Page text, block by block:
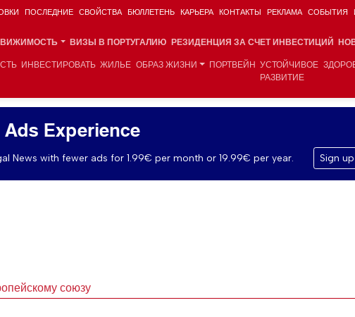
ПОСЛЕДНИЕ СВОЙСТВА БЮЛЛЕТЕНЬ КАРЬЕРА КОНТАКТЫ РЕКЛАМА СОБЫТИЯ
ВИЗЫ В ПОРТУГАЛИЮ РЕЗИДЕНЦИЯ ЗА СЧЕТ ИНВЕСТИЦИЙ
ИНВЕСТИРОВАТЬ ЖИЛЬЕ ОБРАЗ ЖИЗНИ ПОРТВЕЙН УСТОЙЧИВОЕ
РАЗВИТИЕ
Experience
News with fewer ads for 1.99€ per month or 19.99€ per year. Sign
союзу